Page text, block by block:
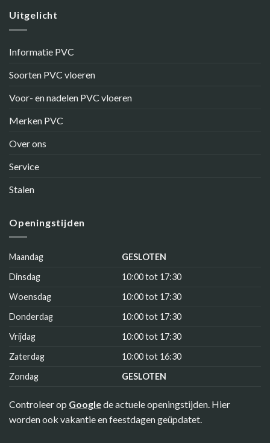
Uitgelicht
Informatie PVC
Soorten PVC vloeren
Voor- en nadelen PVC vloeren
Merken PVC
Over ons
Service
Stalen
Openingstijden
Maandag
GESLOTEN
Dinsdag
10:00 tot 17:30
Woensdag
10:00 tot 17:30
Donderdag
10:00 tot 17:30
Vrijdag
10:00 tot 17:30
Zaterdag
10:00 tot 16:30
Zondag
GESLOTEN
Controleer op Googlede actuele openingstijden. Hier
worden ook vakantie en feestdagen geüpdatet.